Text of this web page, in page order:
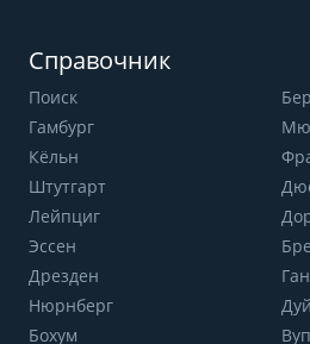
Справочник
Поиск
Гамбург
Кёльн
Штутгарт
Лейпциг
Эссен
Дрезден
Нюрнберг
Бохум